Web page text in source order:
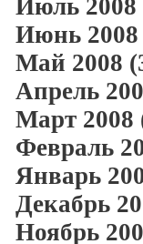
Июль 2008
Июнь 2008
Май 2008
Апрель
Март 2008
Февраль
Январь
Декабрь
Ноябрь